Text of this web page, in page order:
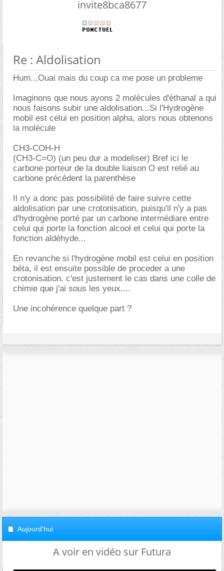
invite8bca8677
Re : Aldolisation
Hum...Ouai mais du coup ca me pose un probleme
Imaginons que nous ayons 2 molécules d'éthanal a qui
nous faisons subir une aldolisation...Si l'Hydrogène
mobil est celui en position alpha, alors nous obtenons
la molécule
CH3-COH-H
(CH3-C=O) (un peu dur a modeliser) Bref ici le
carbone porteur de la double liaison O est relié au
carbone précédent la parenthèse
Il n'y a donc pas possibilité de faire suivre cette
aldolisation par une crotonisation, puisqu'il n'y a pas
d'hydrogène porté par un carbone intermédiare entre
celui qui porte la fonction alcool et celui qui porte la
fonction aldéhyde...
En revanche si l'hydrogène mobil est celui en position
béta, il est ensuite possible de proceder a une
crotonisation. c'est justement le cas dans une colle de
chimie que j'ai sous les yeux....
Une incohérence quelque part ?
Aujourd'hui
A voir en vidéo sur Futura